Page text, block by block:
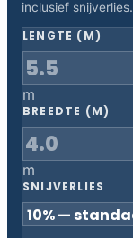
inclusief snijverlies.
LENGTE (M)
m
BREEDTE (M)
m
SNIJVERLIES